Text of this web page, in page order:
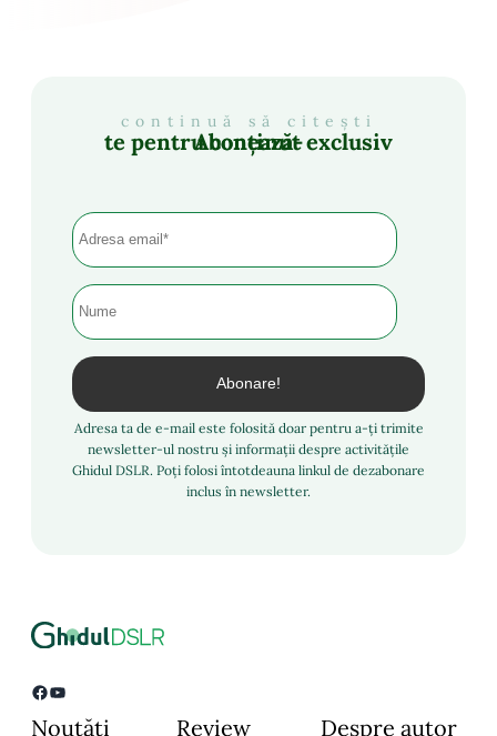
continuă să citești
Abonează-te pentru conținut exclusiv
Adresa ta de e-mail este folosită doar pentru a-ți trimite
newsletter-ul nostru și informații despre activitățile
Ghidul DSLR. Poți folosi întotdeauna linkul de dezabonare
inclus în newsletter.
Facebook YouTube
Noutăți Review Despre autor